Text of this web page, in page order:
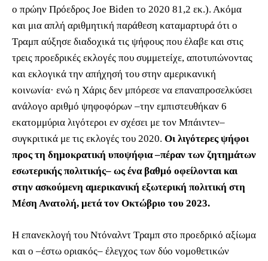
ο πρώην Πρόεδρος Joe Biden το 2020 81,2 εκ.). Ακόμα
και μια απλή αριθμητική παράθεση καταμαρτυρά ότι ο
Τραμπ αύξησε διαδοχικά τις ψήφους που έλαβε και στις
τρεις προεδρικές εκλογές που συμμετείχε, αποτυπώνοντας
και εκλογικά την απήχησή του στην αμερικανική
κοινωνία· ενώ η Χάρις δεν μπόρεσε να επαναπροσελκύσει
ανάλογο αριθμό ψηφοφόρων –την εμπιστευθήκαν 6
εκατομμύρια λιγότεροι εν σχέσει με τον Μπάιντεν–
συγκριτικά με τις εκλογές του 2020. Οι λιγότερες ψήφοι
προς τη δημοκρατική υποψήφια ‒πέραν των ζητημάτων
εσωτερικής πολιτικής‒ ως ένα βαθμό οφείλονται και
στην ασκούμενη αμερικανική εξωτερική πολιτική στη
Μέση Ανατολή, μετά τον Οκτώβριο του 2023.
Η επανεκλογή του Ντόναλντ Τραμπ στο προεδρικό αξίωμα
και ο ‒έστω οριακός‒ έλεγχος των δύο νομοθετικών